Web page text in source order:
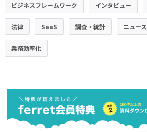
ビジネスフレームワーク インタビュー
法律 SaaS 調査・統計 ニュース
業務効率化